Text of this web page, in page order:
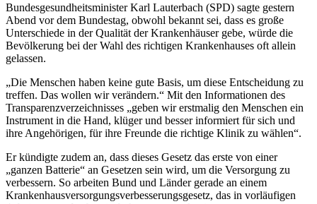
Bundesgesundheitsminister Karl Lauterbach (SPD) sagte gestern
Abend vor dem Bundestag, obwohl bekannt sei, dass es große
Unterschiede in der Qualität der Krankenhäuser gebe, würde die
Bevölkerung bei der Wahl des richtigen Krankenhauses oft allein
gelassen.
„Die Menschen haben keine gute Basis, um diese Entscheidung zu
treffen. Das wollen wir verändern.“ Mit den Informationen des
Transparenzverzeichnisses „geben wir erstmalig den Menschen ein
Instrument in die Hand, klüger und besser informiert für sich und
ihre Angehörigen, für ihre Freunde die richtige Klinik zu wählen“.
Er kündigte zudem an, dass dieses Gesetz das erste von einer
„ganzen Batterie“ an Gesetzen sein wird, um die Versorgung zu
verbessern. So arbeiten Bund und Länder gerade an einem
Krankenhausversorgungsverbesse­rungs­­gesetz, das in vorläufigen